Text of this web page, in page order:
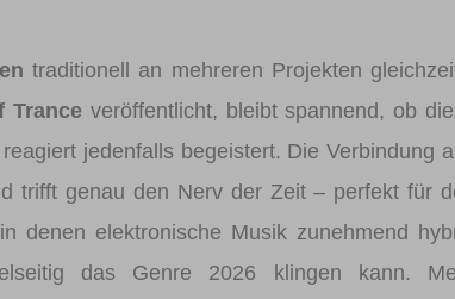
traditionell an mehreren Projekten
Trance veröffentlicht, bleibt spannend, ob
jedenfalls begeistert. Die Verbindung
trifft genau den Nerv der Zeit – perfekt für
denen elektronische Musik zunehmend
das Genre 2026 klingen kann.